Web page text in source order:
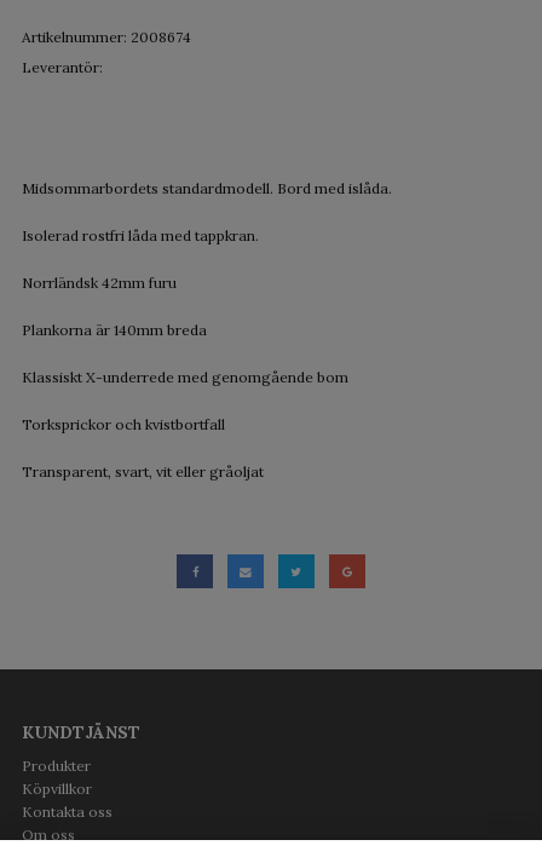
Artikelnummer: 2008674
Leverantör:
Midsommarbordets standardmodell. Bord med islåda.
Isolerad rostfri låda med tappkran.
Norrländsk 42mm furu
Plankorna är 140mm breda
Klassiskt X-underrede med genomgående bom
Torksprickor och kvistbortfall
Transparent, svart, vit eller gråoljat
KUNDTJÄNST
Produkter
Köpvillkor
Kontakta oss
Om oss